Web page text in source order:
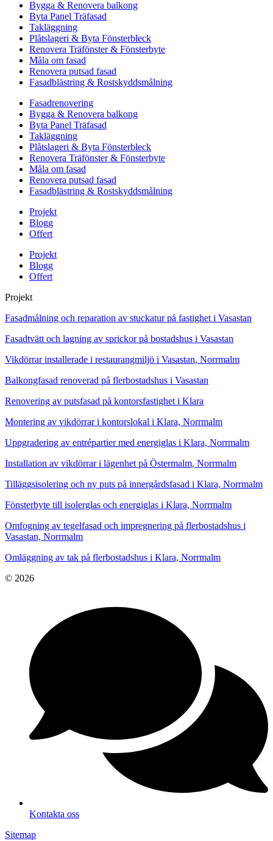
Bygga & Renovera balkong
Byta Panel Träfasad
Takläggning
Plåtslageri & Byta Fönsterbleck
Renovera Träfönster & Fönsterbyte
Måla om fasad
Renovera putsad fasad
Fasadblästring & Rostskyddsmålning
Fasadrenovering
Bygga & Renovera balkong
Byta Panel Träfasad
Takläggning
Plåtslageri & Byta Fönsterbleck
Renovera Träfönster & Fönsterbyte
Måla om fasad
Renovera putsad fasad
Fasadblästring & Rostskyddsmålning
Projekt
Blogg
Offert
Projekt
Blogg
Offert
Projekt
Fasadmålning och reparation av stuckatur på fastighet i Vasastan
Fasadtvätt och lagning av sprickor på bostadshus i Vasastan
Vikdörrar installerade i restaurangmiljö i Vasastan, Norrmalm
Balkongfasad renoverad på flerbostadshus i Vasastan
Renovering av putsfasad på kontorsfastighet i Klara
Montering av vikdörrar i kontorslokal i Klara, Norrmalm
Uppgradering av entrépartier med energiglas i Klara, Norrmalm
Installation av vikdörrar i lägenhet på Östermalm, Norrmalm
Tilläggsisolering och ny puts på innergårdsfasad i Klara, Norrmalm
Fönsterbyte till isolerglas och energiglas i Klara, Norrmalm
Omfogning av tegelfasad och impregnering på flerbostadshus i
Vasastan, Norrmalm
Omläggning av tak på flerbostadshus i Klara, Norrmalm
© 2026
Kontakta oss
Sitemap